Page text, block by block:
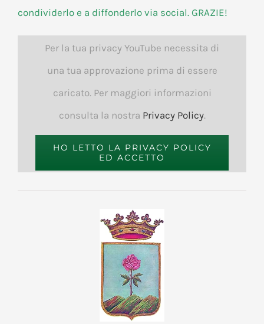
condividerlo e a diffonderlo via social. GRAZIE!
Per la tua privacy YouTube necessita di
una tua approvazione prima di essere
caricato. Per maggiori informazioni
consulta la nostra Privacy Policy.
HO LETTO LA PRIVACY POLICY
ED ACCETTO